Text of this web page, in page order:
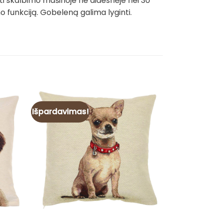
funkciją. Gobeleną galima lyginti.
Išpardavimas!